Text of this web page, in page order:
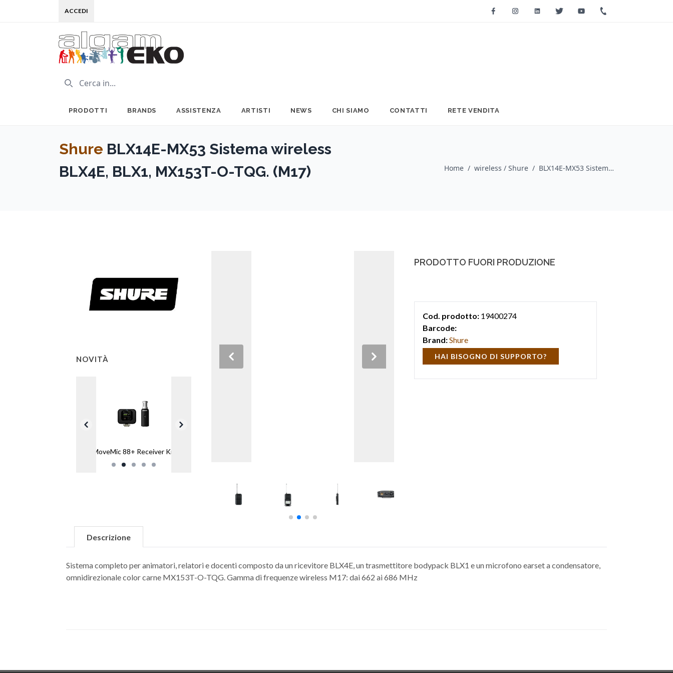
ACCEDI FacebookInstagramLinkedinTwitter Youtube
PRODOTTI BRANDS ASSISTENZA ARTISTI NEWS CHI SIAMO CONTATTI RETE VENDITA
Shure BLX14E-MX53 Sistema wireless
BLX4E, BLX1, MX153T-O-TQG. (M17)
Home / wireless / Shure / BLX14E-MX53 Sistema wireless BLX4E, BLX1, MX153T-O-TQG. (M17)
NOVITÀ
MoveMic 88+ Receiver Kit
Previous Next
PRODOTTO FUORI PRODUZIONE
Cod. prodotto: 19400274
Barcode:
Brand:Shure
HAI BISOGNO DI SUPPORTO?
Descrizione
Sistema completo per animatori, relatori e docenti composto da un ricevitore BLX4E, un trasmettitore bodypack BLX1 e un microfono earset a condensatore,
omnidirezionale color carne MX153T-O-TQG. Gamma di frequenze wireless M17: dai 662 ai 686 MHz